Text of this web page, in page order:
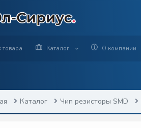
товара Каталог О компании
Каталог Чип резисторы SMD